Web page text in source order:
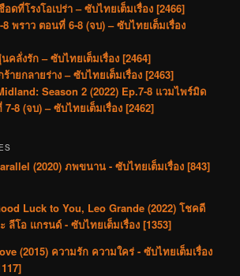
อดที่โรงโอเปร่า – ซับไทยเต็มเรื่อง [2466]
พราว ตอนที่ 6-8 (จบ) – ซับไทยเต็มเรื่อง
คลั่งรัก – ซับไทยเต็มเรื่อง [2464]
ายกลายร่าง – ซับไทยเต็มเรื่อง [2463]
Season 2 (2022) Ep.7-8 แวมไพร์มิด
8 (จบ) – ซับไทยเต็มเรื่อง [2462]
(2020) ภพขนาน - ซับไทยเต็มเรื่อง [843]
Luck to You, Leo Grande (2022) โชคดี
ลีโอ แกรนด์ - ซับไทยเต็มเรื่อง [1353]
(2015) ความรัก ความใคร่ - ซับไทยเต็มเรื่อง